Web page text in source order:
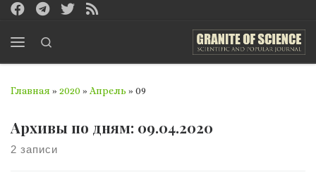
Перейти к содержимому
Главная » 2020 » Апрель » 09
Архивы по дням: 09.04.2020
2 записи